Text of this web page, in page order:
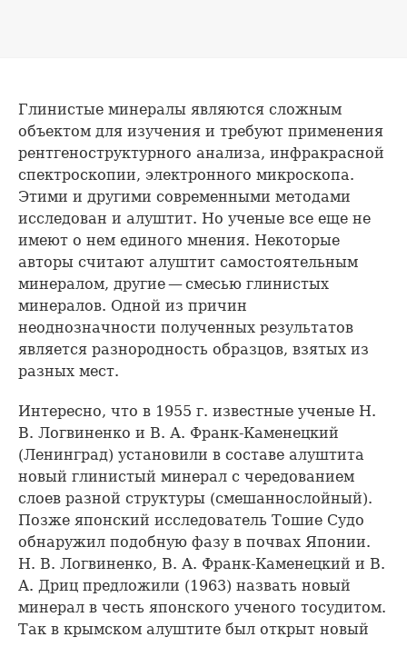
Глинистые минералы являются сложным
объектом для изучения и требуют применения
рентгеноструктурного анализа, инфракрасной
спектроскопии, электронного микроскопа.
Этими и другими современными методами
исследован и алуштит. Но ученые все еще не
имеют о нем единого мнения. Некоторые
авторы считают алуштит самостоятельным
минералом, другие — смесью глинистых
минералов. Одной из причин
неоднозначности полученных результатов
является разнородность образцов, взятых из
разных мест.
Интересно, что в 1955 г. известные ученые Н.
В. Логвиненко и В. А. Франк-Каменецкий
(Ленинград) установили в составе алуштита
новый глинистый минерал с чередованием
слоев разной структуры (смешаннослойный).
Позже японский исследователь Тошие Судо
обнаружил подобную фазу в почвах Японии.
Н. В. Логвиненко, В. А. Франк-Каменецкий и В.
А. Дриц предложили (1963) назвать новый
минерал в честь японского ученого тосудитом.
Так в крымском алуштите был открыт новый